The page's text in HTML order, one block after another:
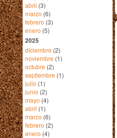
abril (3)
marzo (6)
febrero (3)
enero (5)
2025
diciembre (2)
noviembre (1)
octubre (2)
septiembre (1)
julio (1)
junio (2)
mayo (4)
abril (1)
marzo (6)
febrero (2)
enero (4)